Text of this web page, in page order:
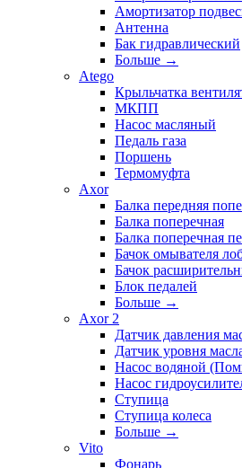
Амортизатор
Антенна
Бак гидравлический
Больше →
Atego
Крыльчатка
МКПП
Насос масляный
Педаль газа
Поршень
Термомуфта
Axor
Балка передняя
Балка поперечная
Балка поперечная
Бачок омывателя
Бачок
Блок педалей
Больше →
Axor 2
Датчик давления
Датчик уровня
Насос водяной
Насос
Ступица
Ступица колеса
Больше →
Vito
Фонарь